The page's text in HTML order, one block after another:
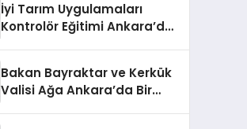
İyi Tarım Uygulamaları
Kontrolör Eğitimi Ankara’da
Bakan Bayraktar ve Kerkük
Valisi Ağa Ankara’da Bir